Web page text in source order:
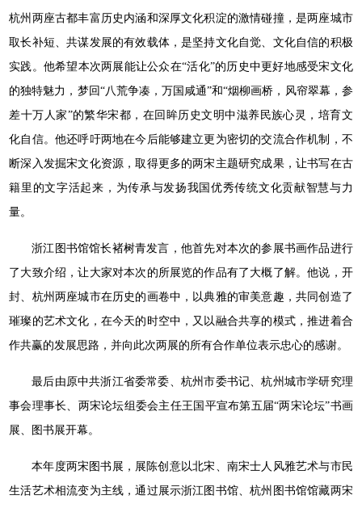
杭州两座古都丰富历史内涵和深厚文化积淀的激情碰撞，是两座城市
取长补短、共谋发展的有效载体，是坚持文化自觉、文化自信的积极
实践。他希望本次两展能让公众在“活化”的历史中更好地感受宋文化
的独特魅力，梦回“八荒争凑，万国咸通”和“烟柳画桥，风帘翠幕，参
差十万人家”的繁华宋都，在回眸历史文明中滋养民族心灵，培育文
化自信。他还呼吁两地在今后能够建立更为密切的交流合作机制，不
断深入发掘宋文化资源，取得更多的两宋主题研究成果，让书写在古
籍里的文字活起来，为传承与发扬我国优秀传统文化贡献智慧与力
量。
浙江图书馆馆长褚树青发言，他首先对本次的参展书画作品进行
了大致介绍，让大家对本次的所展览的作品有了大概了解。他说，开
封、杭州两座城市在历史的画卷中，以典雅的审美意趣，共同创造了
璀璨的艺术文化，在今天的时空中，又以融合共享的模式，推进着合
作共赢的发展思路，并向此次两展的所有合作单位表示忠心的感谢。
最后由原中共浙江省委常委、杭州市委书记、杭州城市学研究理
事会理事长、两宋论坛组委会主任王国平宣布第五届“两宋论坛”书画
展、图书展开幕。
本年度两宋图书展，展陈创意以北宋、南宋士人风雅艺术与市民
生活艺术相流变为主线，通过展示浙江图书馆、杭州图书馆馆藏两宋